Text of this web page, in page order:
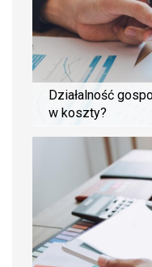
Działalność
w koszty?